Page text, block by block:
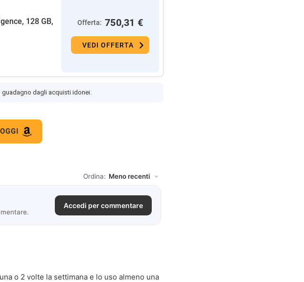
128 GB,
Offerta: 750,31 €
VEDI OFFERTA
guadagno dagli acquisti idonei.
Ordina:
Accedi per commentare
o 2 volte la settimana e lo uso almeno una